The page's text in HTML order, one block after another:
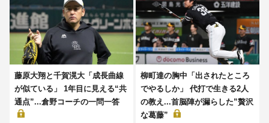
藤原大翔と千賀滉大「成長曲線
が似ている」 1年目に見える“共
通点”...倉野コーチの一問一答
柳町達の胸中「出されたところ
でやるしか」 代打で生きる2人
の教え...首脳陣が漏らした”贅沢
な葛藤”